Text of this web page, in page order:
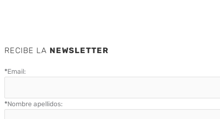
RECIBE LA NEWSLETTER
*Email:
*Nombre apellidos: